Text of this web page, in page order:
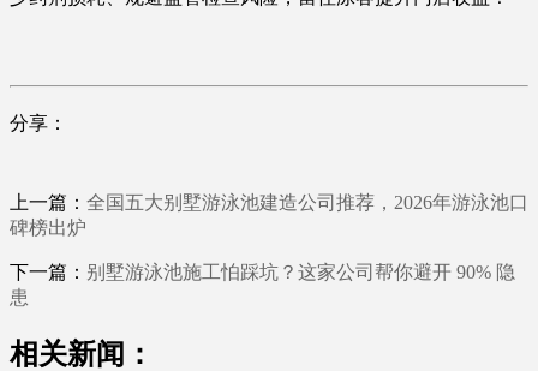
分享：
上一篇： 全国五大别墅游泳池建造公司推荐，2026年游泳池口
碑榜出炉
下一篇： 别墅游泳池施工怕踩坑？这家公司帮你避开 90% 隐
患
相关新闻：